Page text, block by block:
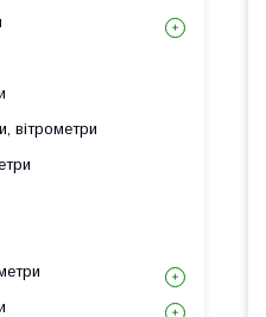
вітрометри